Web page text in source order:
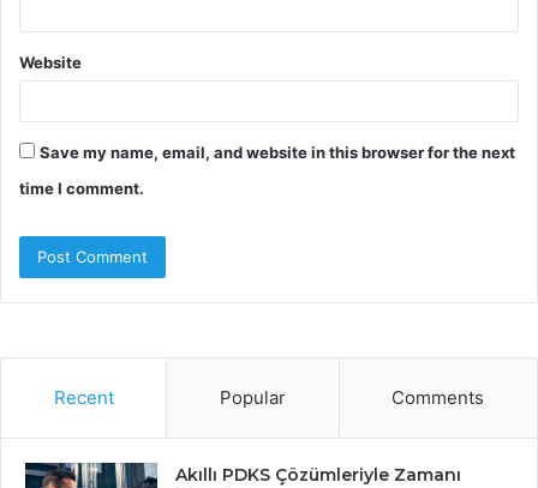
Website
Save my name, email, and website in this browser for the next
time I comment.
Recent Popular Comments
Akıllı PDKS Çözümleriyle Zamanı